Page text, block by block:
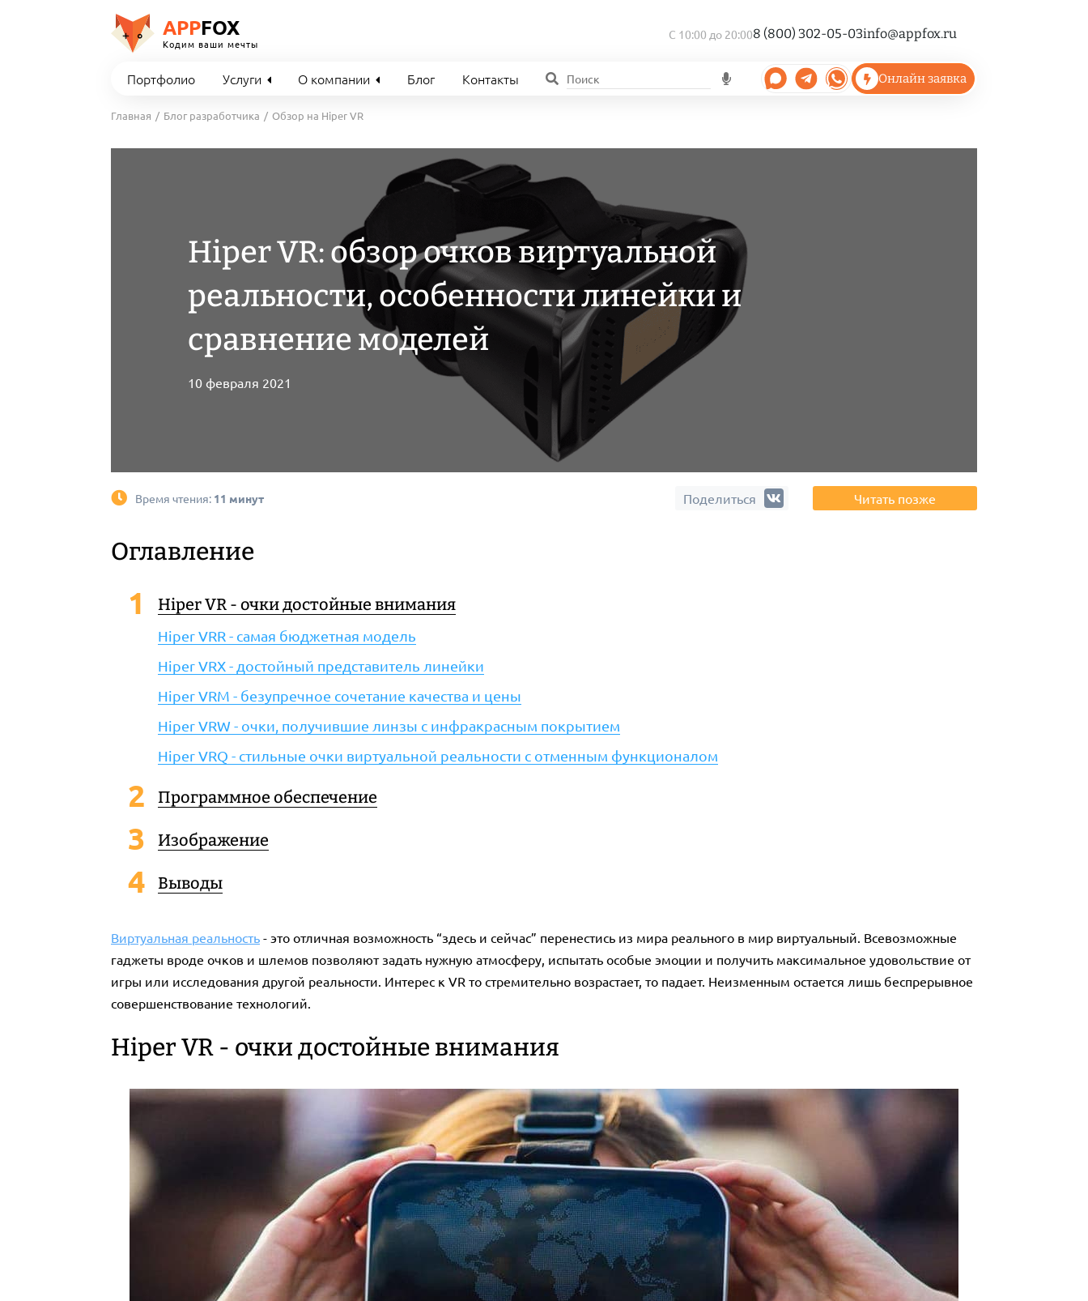
APPFOX
Кодим ваши мечты
С 10:00 до 20:008 (800) 302-05-03info@appfox.ru
Портфолио Услуги О компании Блог Контакты Онлайн заявка
Главная Блог разработчика Обзор на Hiper VR
Hiper VR: обзор очков виртуальной
реальности, особенности линейки и
сравнение моделей
10 февраля 2021
Время чтения: 11 минут Поделиться Читать позже
Оглавление
Hiper VR - очки достойные внимания
Hiper VRR - самая бюджетная модель
Hiper VRX - достойный представитель линейки
Hiper VRM - безупречное сочетание качества и цены
Hiper VRW - очки, получившие линзы с инфракрасным покрытием
Hiper VRQ - стильные очки виртуальной реальности с отменным функционалом
Программное обеспечение
Изображение
Выводы
Виртуальная реальность - это отличная возможность “здесь и сейчас” перенестись из мира реального в мир виртуальный. Всевозможные
гаджеты вроде очков и шлемов позволяют задать нужную атмосферу, испытать особые эмоции и получить максимальное удовольствие от
игры или исследования другой реальности. Интерес к VR то стремительно возрастает, то падает. Неизменным остается лишь беспрерывное
совершенствование технологий.
Hiper VR - очки достойные внимания